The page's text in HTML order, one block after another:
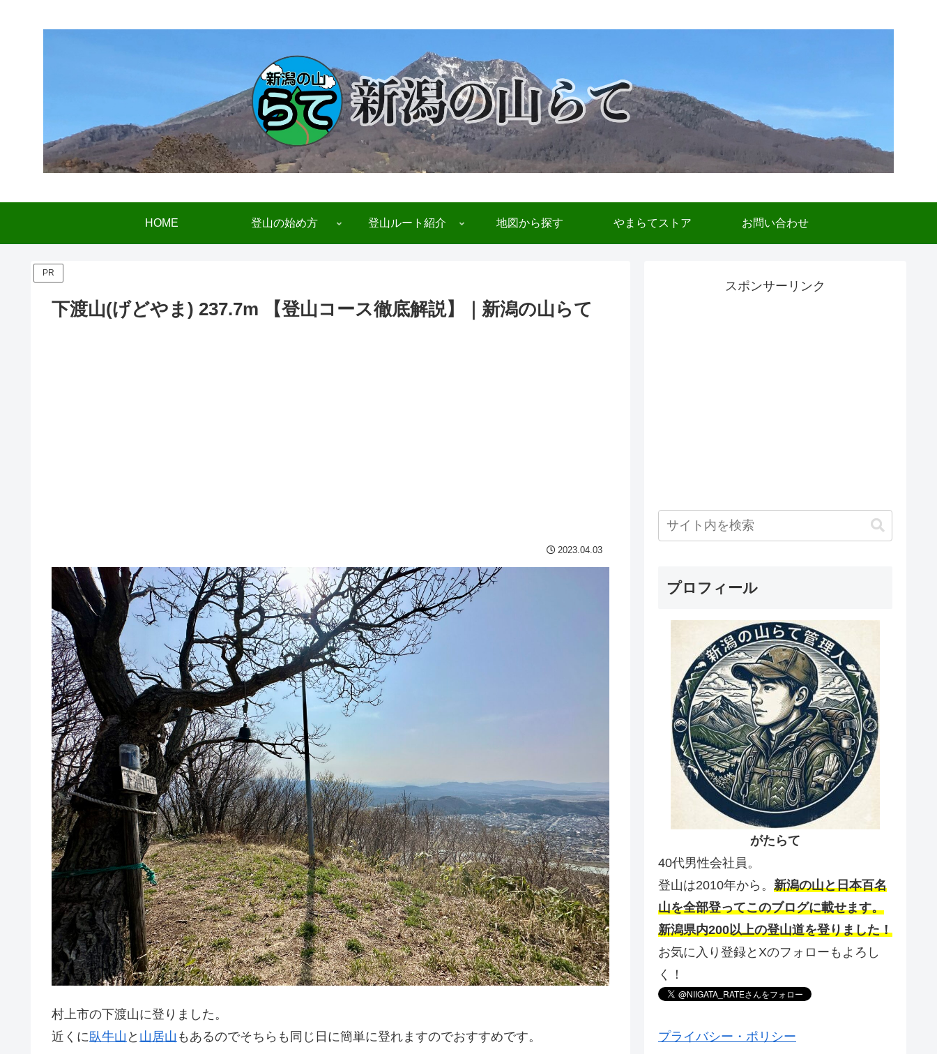
HOME 登山の始め方 登山ルート紹介 地図から探す やまらてストア お問い合わせ
PR
下渡山(げどやま) 237.7m 【登山コース徹底解説】｜新潟の山らて
2023.04.03
村上市の下渡山に登りました。
近くに臥牛山 と 山居山 もあるのでそちらも同じ日に簡単に登れますのでおすすめです。
スポンサーリンク
プロフィール
がたらて
40代男性会社員。
登山は2010年から。 新潟の山と日本百名
山を全部登ってこのブログに載せます。
新潟県内200以上の登山道を登りました！
お気に入り登録とXのフォローもよろし
く！
プライバシー・ポリシー